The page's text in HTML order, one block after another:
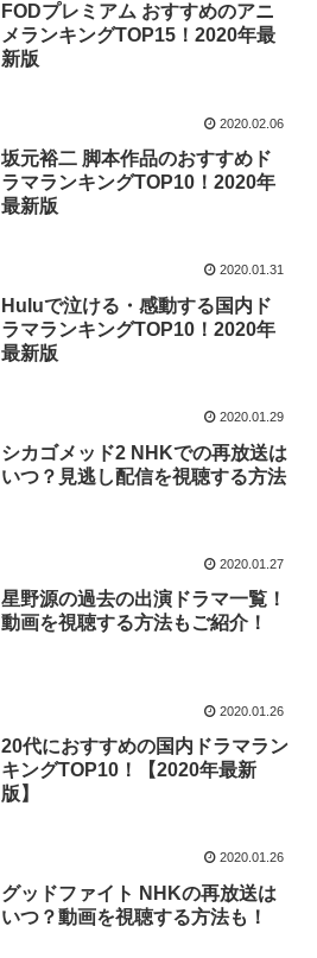
FODプレミアム おすすめのアニ
メランキングTOP15！2020年最
新版
2020.02.06
坂元裕二 脚本作品のおすすめド
ラマランキングTOP10！2020年
最新版
2020.01.31
Huluで泣ける・感動する国内ド
ラマランキングTOP10！2020年
最新版
2020.01.29
シカゴメッド2 NHKでの再放送は
いつ？見逃し配信を視聴する方法
2020.01.27
星野源の過去の出演ドラマ一覧！
動画を視聴する方法もご紹介！
2020.01.26
20代におすすめの国内ドラマラン
キングTOP10！【2020年最新
版】
2020.01.26
グッドファイト NHKの再放送は
いつ？動画を視聴する方法も！